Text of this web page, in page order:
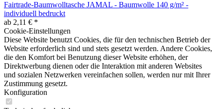
Fairtrade-Baumwolltasche JAMAL - Baumwolle 140 g/m² -
individuell bedruckt
ab 2,11 € *
Cookie-Einstellungen
Diese Website benutzt Cookies, die für den technischen Betrieb der
Website erforderlich sind und stets gesetzt werden. Andere Cookies,
die den Komfort bei Benutzung dieser Website erhöhen, der
Direktwerbung dienen oder die Interaktion mit anderen Websites
und sozialen Netzwerken vereinfachen sollen, werden nur mit Ihrer
Zustimmung gesetzt.
Konfiguration